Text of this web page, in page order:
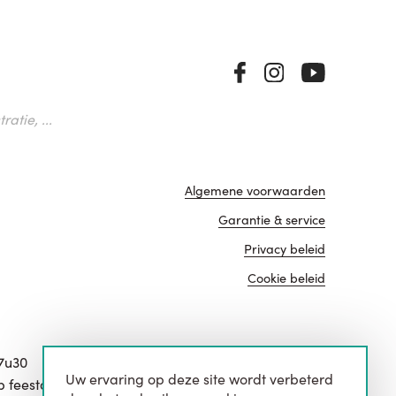
...
feestdagen.
Algemene voorwaarden
Garantie & service
Privacy beleid
Cookie beleid
website door
Uw ervaring op deze site wordt verbeterd